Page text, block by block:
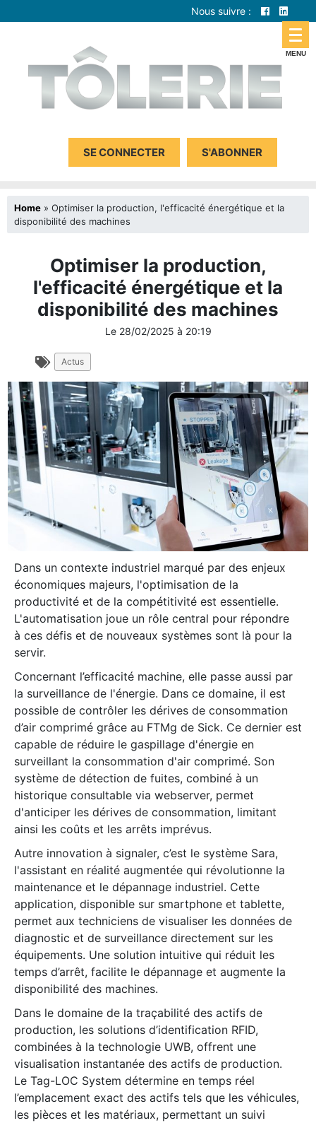
Nous suivre :
SE CONNECTER S'ABONNER
Home » Optimiser la production, l'efficacité énergétique et la
disponibilité des machines
Optimiser la production,
l'efficacité énergétique et la
disponibilité des machines
Le28/02/2025 à 20:19
Actus
Dans un contexte industriel marqué par des enjeux
économiques majeurs, l'optimisation de la
productivité et de la compétitivité est essentielle.
L'automatisation joue un rôle central pour répondre
à ces défis et de nouveaux systèmes sont là pour la
servir.
Concernant l’efficacité machine, elle passe aussi par
la surveillance de l'énergie. Dans ce domaine, il est
possible de contrôler les dérives de consommation
d’air comprimé grâce au FTMg de Sick. Ce dernier est
capable de réduire le gaspillage d'énergie en
surveillant la consommation d'air comprimé. Son
système de détection de fuites, combiné à un
historique consultable via webserver, permet
d'anticiper les dérives de consommation, limitant
ainsi les coûts et les arrêts imprévus.
Autre innovation à signaler, c’est le système Sara,
l'assistant en réalité augmentée qui révolutionne la
maintenance et le dépannage industriel. Cette
application, disponible sur smartphone et tablette,
permet aux techniciens de visualiser les données de
diagnostic et de surveillance directement sur les
équipements. Une solution intuitive qui réduit les
temps d’arrêt, facilite le dépannage et augmente la
disponibilité des machines.
Dans le domaine de la traçabilité des actifs de
production, les solutions d’identification RFID,
combinées à la technologie UWB, offrent une
visualisation instantanée des actifs de production.
Le Tag-LOC System détermine en temps réel
l’emplacement exact des actifs tels que les véhicules,
les pièces et les matériaux, permettant un suivi